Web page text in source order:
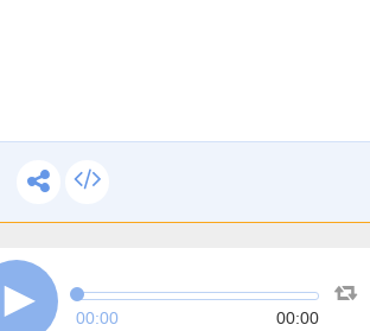
00:00 00:00